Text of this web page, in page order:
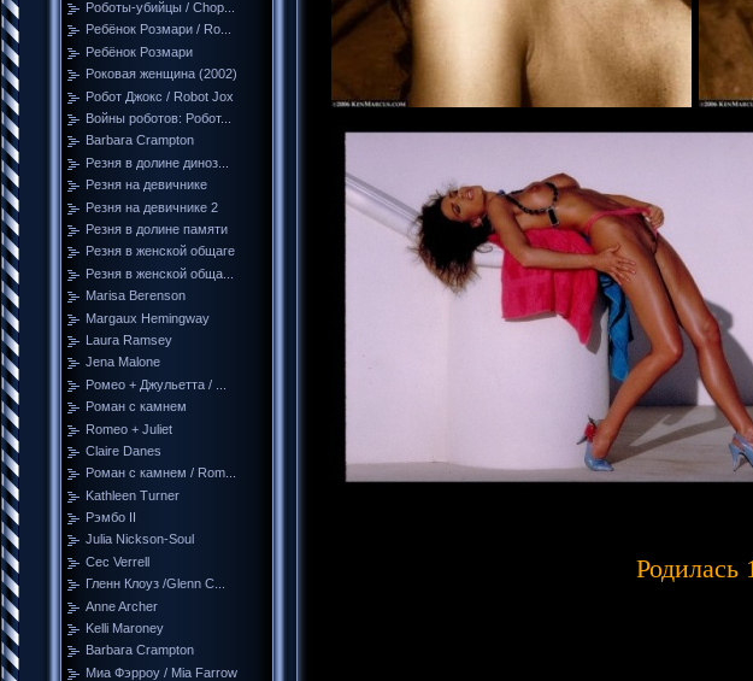
Роботы-убийцы / Chop...
Ребёнок Розмари / Ro...
Ребёнок Розмари
Роковая женщина (2002)
Робот Джокс / Robot Jox
Войны роботов: Робот...
Barbara Crampton
Резня в долине диноз...
Резня на девичнике
Резня на девичнике 2
Резня в долине памяти
Резня в женской общаге
Резня в женской обща...
Marisa Berenson
Margaux Hemingway
Laura Ramsey
Jena Malone
Ромео + Джульетта / ...
Роман с камнем
Romeo + Juliet
Claire Danes
Роман с камнем / Rom...
Kathleen Turner
Рэмбо II
Julia Nickson-Soul
Cec Verrell
Гленн Клоуз /Glenn C...
Anne Archer
Kelli Maroney
Barbara Crampton
Миа Фэрроу / Mia Farrow